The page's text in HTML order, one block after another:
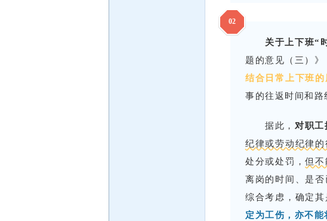
02
关于上下班“
题的意见（三）
结合日常上下班
事的往返时间和路
据此， 对职
纪律或劳动纪律的
处分或处罚，但不
离岗的时间、是
综合考虑，确定其
定为工伤，亦不